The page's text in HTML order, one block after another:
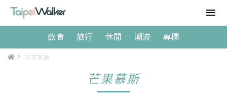
飲食 旅行 休閒 潮流 專欄
> 芒果慕斯
芒果慕斯